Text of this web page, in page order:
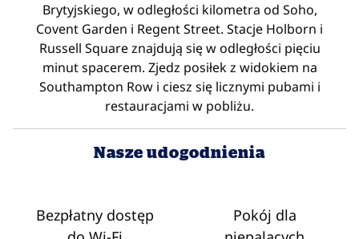
Brytyjskiego, w odległości kilometra od Soho,
Covent Garden i Regent Street. Stacje Holborn i
Russell Square znajdują się w odległości pięciu
minut spacerem. Zjedz posiłek z widokiem na
Southampton Row i ciesz się licznymi pubami i
restauracjami w pobliżu.
Nasze udogodnienia
Bezpłatny dostęp
Pokój dla